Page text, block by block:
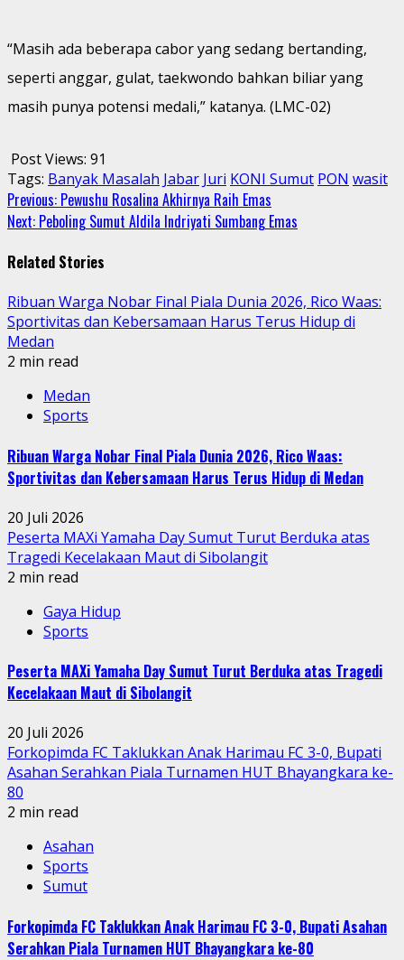
“Masih ada beberapa cabor yang sedang bertanding,
seperti anggar, gulat, taekwondo bahkan biliar yang
masih punya potensi medali,” katanya. (LMC-02)
Post Views: 91
Tags: Banyak Masalah Jabar Juri KONI Sumut PON wasit
Continue
Reading
Previous: Pewushu Rosalina Akhirnya Raih Emas
Next: Peboling Sumut Aldila Indriyati Sumbang Emas
Related Stories
Ribuan Warga Nobar Final Piala Dunia 2026, Rico Waas:
Sportivitas dan Kebersamaan Harus Terus Hidup di
Medan
2 min read
Medan
Sports
Ribuan Warga Nobar Final Piala Dunia 2026, Rico Waas:
Sportivitas dan Kebersamaan Harus Terus Hidup di Medan
20 Juli 2026
Peserta MAXi Yamaha Day Sumut Turut Berduka atas
Tragedi Kecelakaan Maut di Sibolangit
2 min read
Gaya Hidup
Sports
Peserta MAXi Yamaha Day Sumut Turut Berduka atas Tragedi
Kecelakaan Maut di Sibolangit
20 Juli 2026
Forkopimda FC Taklukkan Anak Harimau FC 3-0, Bupati
Asahan Serahkan Piala Turnamen HUT Bhayangkara ke-
80
2 min read
Asahan
Sports
Sumut
Forkopimda FC Taklukkan Anak Harimau FC 3-0, Bupati Asahan
Serahkan Piala Turnamen HUT Bhayangkara ke-80